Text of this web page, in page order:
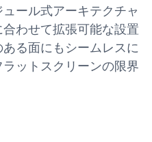
ール式アーキテクチャ
わせて拡張可能な設置
る面にもシームレスに
ットスクリーンの限界